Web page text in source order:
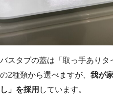
バスタブの蓋は「取っ手ありタ
の2種類から選べますが、 我が
し」を採用 しています。